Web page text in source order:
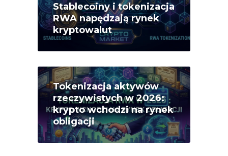
Stablecoiny i tokenizacja
RWA napędzają rynek
kryptowalut
Tokenizacja aktywów
rzeczywistych w 2026:
krypto wchodzi na rynek
obligacji